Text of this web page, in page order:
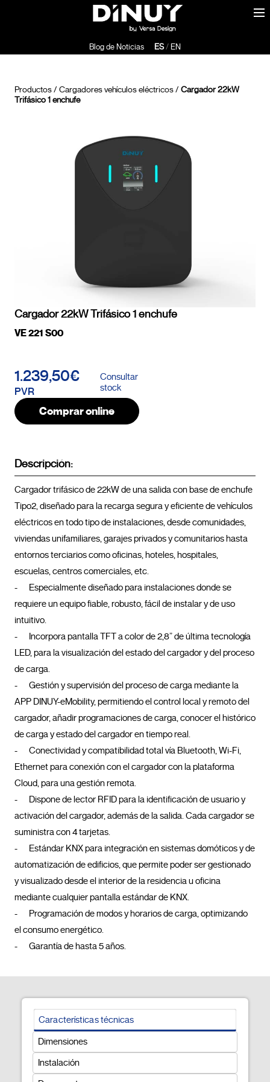
Blog de Noticias ES/EN
Productos/ Cargadores vehículos eléctricos/ Cargador 22kW
Trifásico 1 enchufe
Cargador 22kW Trifásico 1 enchufe
VE 221 S00
1.239,50€
PVR
Consultar
stock
Comprar online
Descripción:
Cargador trifásico de 22kW de una salida con base de enchufe
Tipo2, diseñado para la recarga segura y eficiente de vehículos
eléctricos en todo tipo de instalaciones, desde comunidades,
viviendas unifamiliares, garajes privados y comunitarios hasta
entornos terciarios como oficinas, hoteles, hospitales,
escuelas, centros comerciales, etc.
-	Especialmente diseñado para instalaciones donde se
requiere un equipo fiable, robusto, fácil de instalar y de uso
intuitivo.
-	Incorpora pantalla TFT a color de 2,8” de última tecnología
LED, para la visualización del estado del cargador y del proceso
de carga.
-	Gestión y supervisión del proceso de carga mediante la
APP DINUY-eMobility, permitiendo el control local y remoto del
cargador, añadir programaciones de carga, conocer el histórico
de carga y estado del cargador en tiempo real.
-	Conectividad y compatibilidad total vía Bluetooth, Wi-Fi,
Ethernet para conexión con el cargador con la plataforma
Cloud, para una gestión remota.
-	Dispone de lector RFID para la identificación de usuario y
activación del cargador, además de la salida. Cada cargador se
suministra con 4 tarjetas.
-	Estándar KNX para integración en sistemas domóticos y de
automatización de edificios, que permite poder ser gestionado
y visualizado desde el interior de la residencia u oficina
mediante cualquier pantalla estándar de KNX.
-	Programación de modos y horarios de carga, optimizando
el consumo energético.
Características técnicas
Dimensiones
Instalación